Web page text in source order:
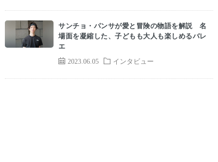
2023.06.05 インタビュー
サンチョ・パンサが愛と冒険の物語を解説 名
場面を凝縮した、子どもも大人も楽しめるバレ
エ